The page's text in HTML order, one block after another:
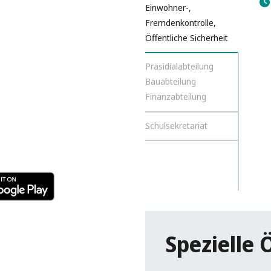
Einwohner-,
Fremdenkontrolle,
Öffentliche Sicherheit
Präsidialabteilung
Bauabteilung
Finanzabteilung
Schulsekretariat
Spezielle